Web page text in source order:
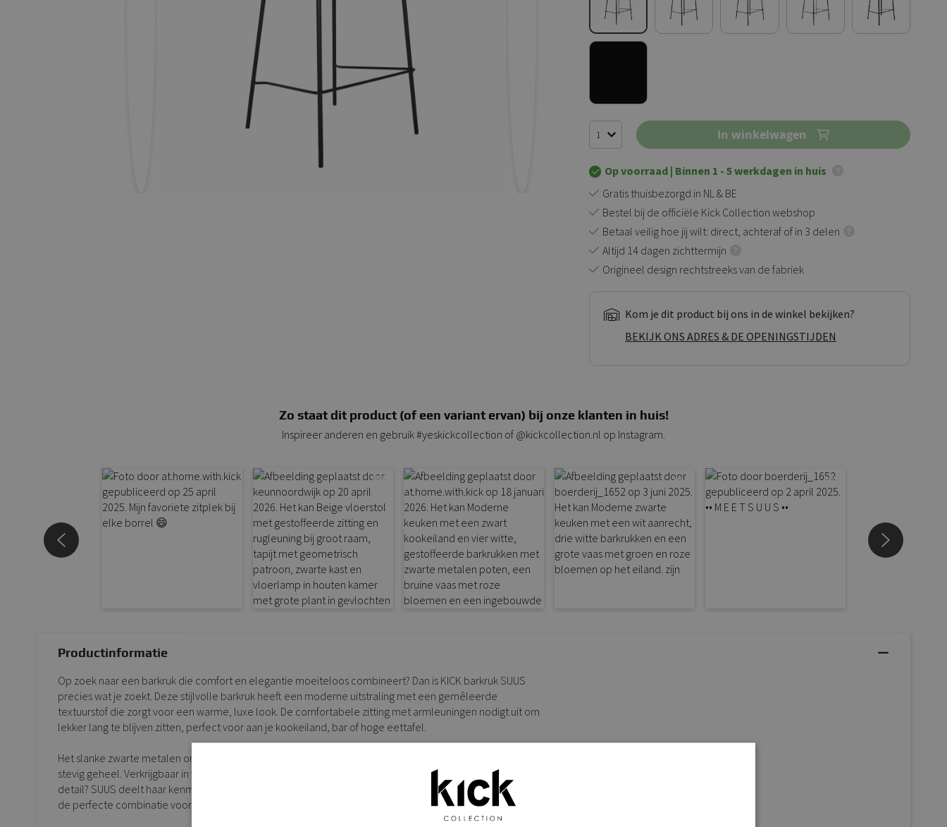
In winkelwagen
Op voorraad | Binnen 1 - 5 werkdagen in huis
Gratis thuisbezorgd in NL & BE
Bestel bij de officiële Kick Collection webshop
Betaal veilig hoe jij wilt: direct, achteraf of in 3 delen
Altijd 14 dagen zichttermijn
Origineel design rechtstreeks van de fabriek
Kom je dit product bij ons in de winkel bekijken?
BEKIJK ONS ADRES & DE OPENINGSTIJDEN
Zo staat dit product (of een variant ervan) bij onze klanten in huis!
Inspireer anderen en gebruik #yeskickcollection of @kickcollection.nl op Instagram.
Productinformatie
Op zoek naar een barkruk die comfort en elegantie moeiteloos combineert? Dan is KICK barkruk SUUS
precies wat je zoekt. Deze stijlvolle barkruk heeft een moderne uitstraling met een gemêleerde
textuurstof die zorgt voor een warme, luxe look. De comfortabele zitting met armleuningen nodigt uit om
lekker lang te blijven zitten, perfect voor aan je kookeiland, bar of hoge eettafel.
Het slanke zwarte metalen onderstel geeft SUUS een luchtige, moderne uitstraling en zorgt voor een
stevig geheel. Verkrijgbaar in vijf tijdloze kleuren die onderling perfect te combineren zijn. En het leukste
detail? SUUS deelt haar kenmerkende ontwerp met bestseller eetkamerstoel GUUS, samen vormen ze
de perfecte combinatie voor een harmonieus interieur.